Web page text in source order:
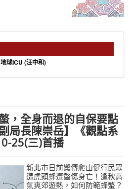
地球ICU (汪中和)
，全身而退的自保要點
局長陳崇岳】《觀點系
25(三)首播
新北市日前驚傳爬山健行民眾
遭虎頭蜂遭螫傷身亡！逢秋高
氣爽郊遊熱，如何防範蜂螫？